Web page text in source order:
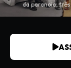
da paranoia,